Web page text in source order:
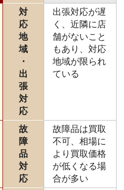
対
応
地
域
・
出
張
対
応
出張対応が遅
く、近隣に店
舗がないこと
もあり、対応
地域が限られ
ている
故
障
品
対
応
故障品は買取
不可、相場に
より買取価格
が低くなる場
合が多い